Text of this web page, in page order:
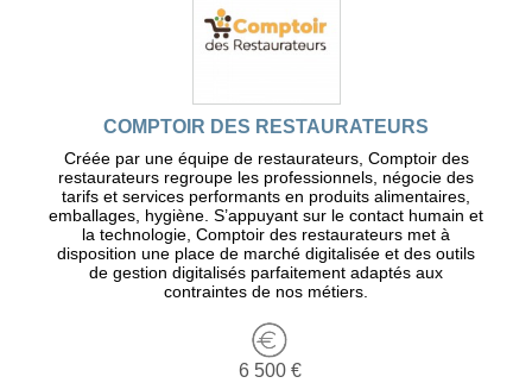
COMPTOIR DES RESTAURATEURS
Créée par une équipe de restaurateurs, Comptoir des
restaurateurs regroupe les professionnels, négocie des
tarifs et services performants en produits alimentaires,
emballages, hygiène. S’appuyant sur le contact humain et
la technologie, Comptoir des restaurateurs met à
disposition une place de marché digitalisée et des outils
de gestion digitalisés parfaitement adaptés aux
contraintes de nos métiers.
6 500 €